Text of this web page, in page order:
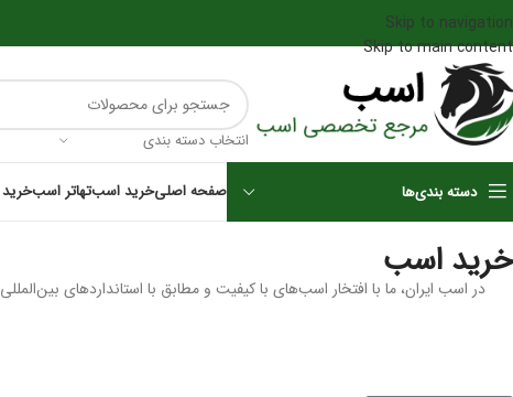
Skip to navigation
Skip to main content
انتخاب دسته بندی
دسته بندی‌ها صفحه اصلیخرید اسبتهاتر اسب
خرید اسب
در اسب ایران، ما با افتخار اسب‌های با کیفیت و مطابق با استانداردهای